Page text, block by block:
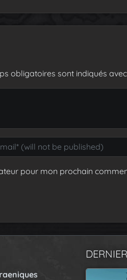
obligatoires sont indiqués avec
pour mon prochain